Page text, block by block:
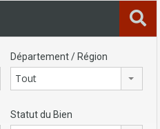
Département / Région
Tout
Statut du Bien